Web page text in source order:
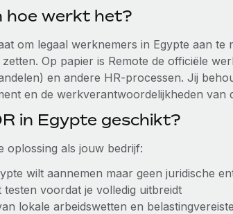
hoe werkt het?
om legaal werknemers in Egypte aan
Op papier is Remote de officiële
en andere HR-processen. Jij
en de werkverantwoordelijkheden van
in Egypte geschikt?
oplossing als jouw bedrijf:
wilt aannemen maar geen juridische
voordat je volledig uitbreidt
lokale arbeidswetten en